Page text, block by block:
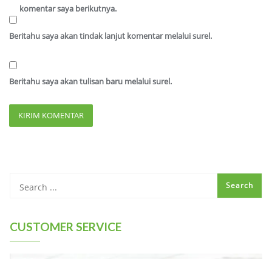
komentar saya berikutnya.
Beritahu saya akan tindak lanjut komentar melalui surel.
Beritahu saya akan tulisan baru melalui surel.
CUSTOMER SERVICE